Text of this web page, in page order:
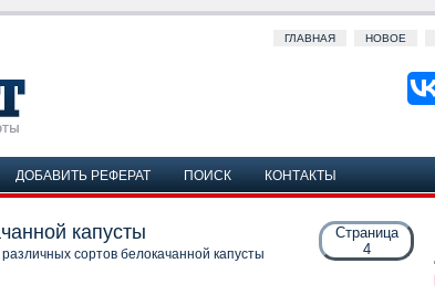
ГЛАВНАЯ НОВОЕ
ДОБАВИТЬ РЕФЕРАТ ПОИСК КОНТАКТЫ
Страница
4
капусты
сортов белокачанной капусты